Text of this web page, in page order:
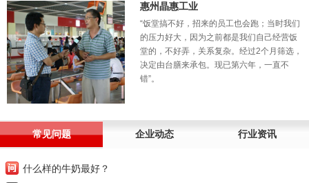
惠州晶惠工业
“饭堂搞不好，招来的员工也会跑；当时我们
的压力好大，因为之前都是我们自己经营饭
堂的，不好弄，关系复杂。经过2个月筛选，
决定由台膳来承包。现已第六年，一直不
错”。
常见问题 企业动态 行业资讯
什么样的牛奶最好？